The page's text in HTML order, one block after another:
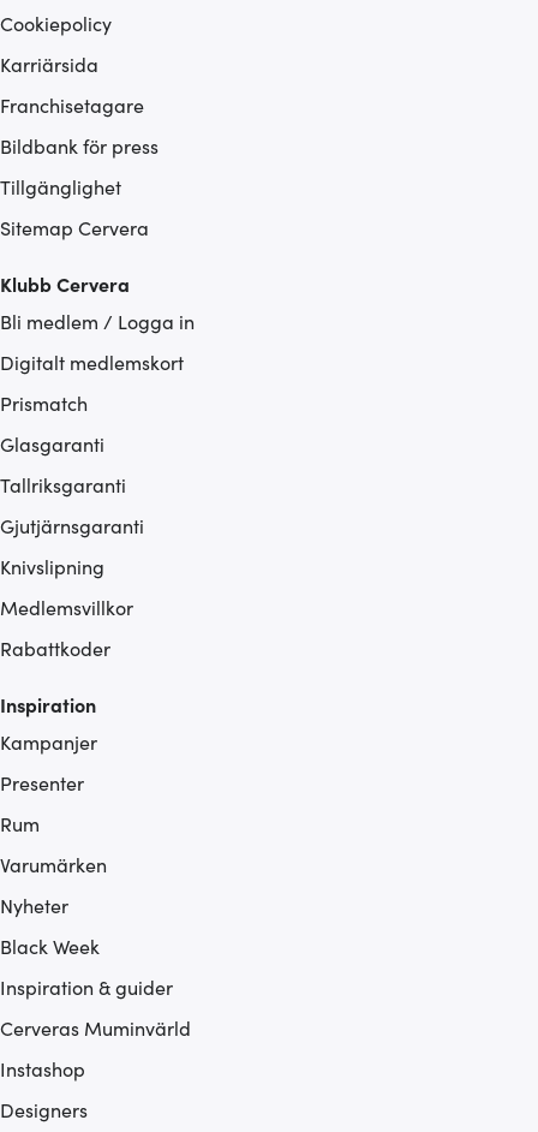
Cookiepolicy
Karriärsida
Franchisetagare
Bildbank för press
Tillgänglighet
Sitemap Cervera
Klubb Cervera
Bli medlem / Logga in
Digitalt medlemskort
Prismatch
Glasgaranti
Tallriksgaranti
Gjutjärnsgaranti
Knivslipning
Medlemsvillkor
Rabattkoder
Inspiration
Kampanjer
Presenter
Rum
Varumärken
Nyheter
Black Week
Inspiration & guider
Cerveras Muminvärld
Instashop
Designers